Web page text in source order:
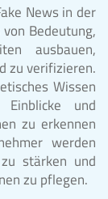
News in der
Bedeutung,
ausbauen,
zu verifizieren.
Wissen
und
zu erkennen
werden
stärken und
zu pflegen.